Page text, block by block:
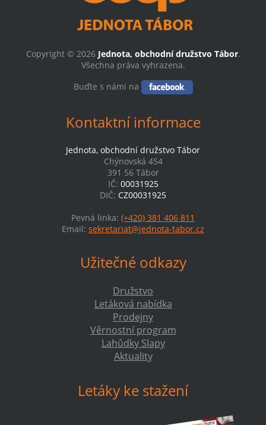
Copyright © 2026 Jednota, obchodní družstvo Tábor.
Všechna práva vyhrazena.
Buďte s námi na
Kontaktní informace
Jednota, obchodní družstvo Tábor
Chýnovská 454
391 56 Tábor
IČ: 00031925
DIČ: CZ00031925
Pevná linka: (+420) 381 406 811
Email: sekretariat@jednota-tabor.cz
Užitečné odkazy
Družstvo
Letáková nabídka
Prodejny
Věrnostní program
Lahůdky Slapy
Aktuality
Letáky ke stažení